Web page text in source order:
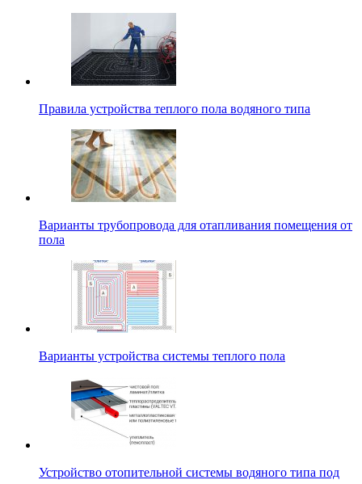
Правила устройства теплого пола водяного типа
Варианты трубопровода для отапливания помещения от
пола
Варианты устройства системы теплого пола
Устройство отопительной системы водяного типа под